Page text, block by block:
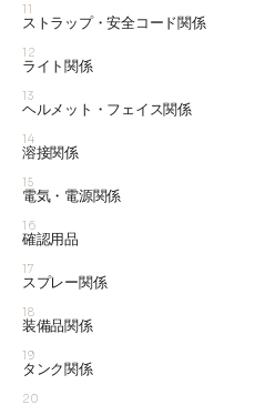
11
ストラップ・安全コード関係
12
ライト関係
13
ヘルメット・フェイス関係
14
溶接関係
15
電気・電源関係
16
確認用品
17
スプレー関係
18
装備品関係
19
タンク関係
20